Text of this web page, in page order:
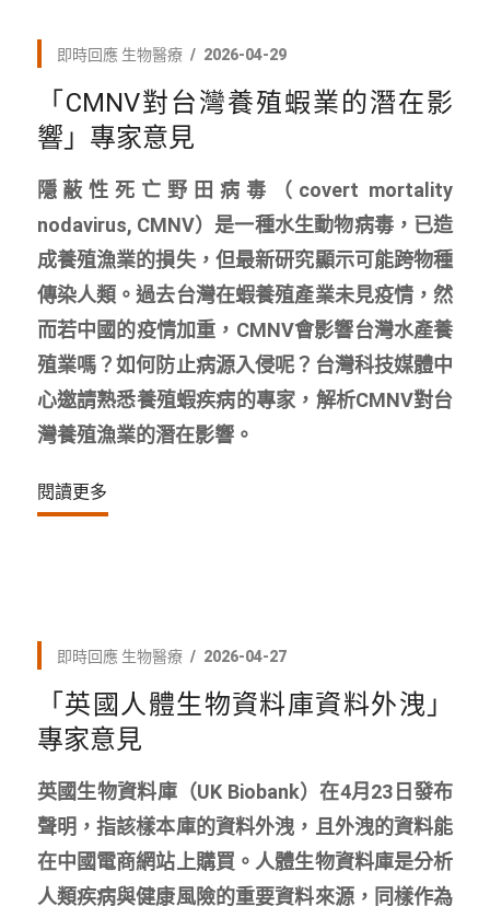
即時回應 生物醫療 2026-04-29
「CMNV對台灣養殖蝦業的潛在影
響」專家意見
隱蔽性死亡野田病毒（covert mortality
nodavirus, CMNV）是一種水生動物病毒，已造
成養殖漁業的損失，但最新研究顯示可能跨物種
傳染人類。過去台灣在蝦養殖產業未見疫情，然
而若中國的疫情加重，CMNV會影響台灣水產養
殖業嗎？如何防止病源入侵呢？台灣科技媒體中
心邀請熟悉養殖蝦疾病的專家，解析CMNV對台
灣養殖漁業的潛在影響。
閱讀更多
即時回應 生物醫療 2026-04-27
「英國人體生物資料庫資料外洩」
專家意見
英國生物資料庫（UK Biobank）在4月23日發布
聲明，指該樣本庫的資料外洩，且外洩的資料能
在中國電商網站上購買。人體生物資料庫是分析
人類疾病與健康風險的重要資料來源，同樣作為